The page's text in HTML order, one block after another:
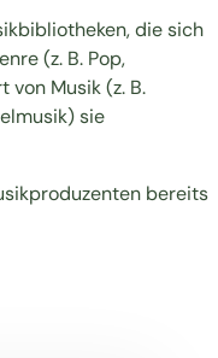
die sich
(z. B. Pop,
von Musik (z. B.
sie
bereits